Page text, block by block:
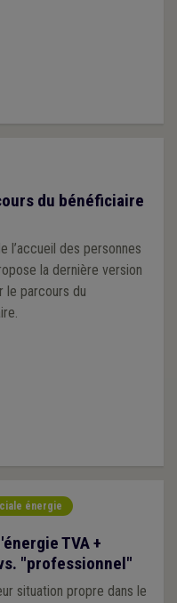
du bénéficiaire
l’accueil des personnes
la dernière version
le parcours du
énergie
TVA +
"professionnel"
situation propre dans le